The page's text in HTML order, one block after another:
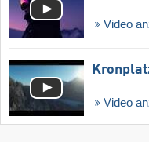
Video
Video